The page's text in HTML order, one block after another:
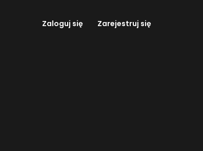
Zaloguj się Zarejestruj się